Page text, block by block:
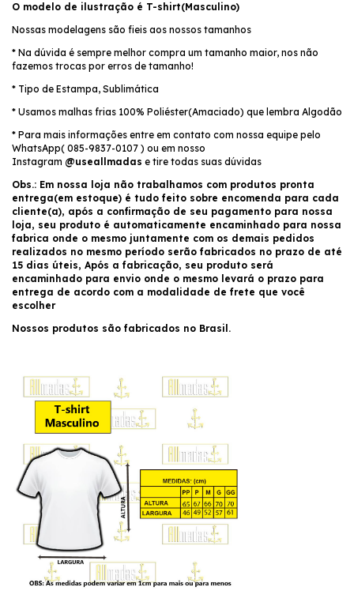
O modelo de ilustração é T-shirt(Masculino)
Nossas modelagens são fieis aos nossos tamanhos
* Na dúvida é sempre melhor compra um tamanho maior, nos não
fazemos trocas por erros de tamanho!
* Tipo de Estampa, Sublimática
* Usamos malhas frias 100% Poliéster(Amaciado) que lembra Algodão
* Para mais informações entre em contato com nossa equipe pelo
WhatsApp( 085-9837-0107 ) ou em nosso
Instagram @useallmadas e tire todas suas dúvidas
Obs.: Em nossa loja não trabalhamos com produtos pronta
entrega(em estoque) é tudo feito sobre encomenda para cada
cliente(a), após a confirmação de seu pagamento para nossa
loja, seu produto é automaticamente encaminhado para nossa
fabrica onde o mesmo juntamente com os demais pedidos
realizados no mesmo período serão fabricados no prazo de até
15 dias úteis, Após a fabricação, seu produto será
encaminhado para envio onde o mesmo levará o prazo para
entrega de acordo com a modalidade de frete que você
escolher
Nossos produtos são fabricados no Brasil.